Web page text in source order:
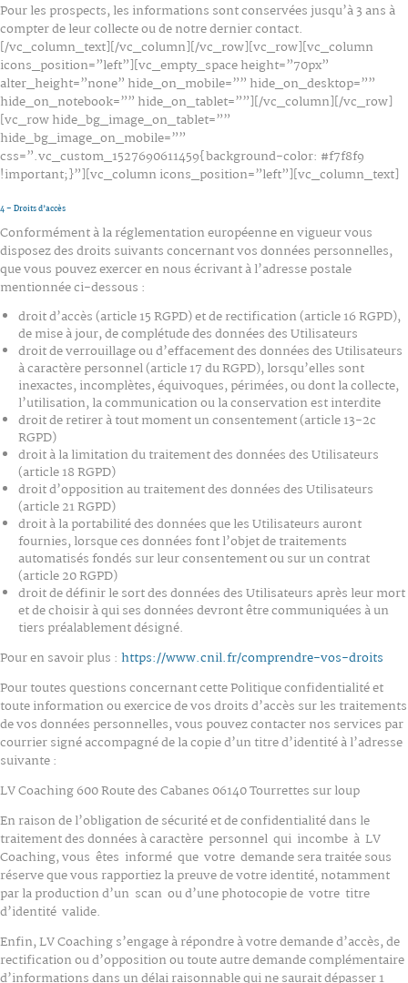
Pour les prospects, les informations sont conservées jusqu’à 3 ans à
compter de leur collecte ou de notre dernier contact.
[/vc_column_text][/vc_column][/vc_row][vc_row][vc_column
icons_position=”left”][vc_empty_space height=”70px”
alter_height=”none” hide_on_mobile=”” hide_on_desktop=””
hide_on_notebook=”” hide_on_tablet=””][/vc_column][/vc_row]
[vc_row hide_bg_image_on_tablet=””
hide_bg_image_on_mobile=””
css=”.vc_custom_1527690611459{background-color: #f7f8f9
!important;}”][vc_column icons_position=”left”][vc_column_text]
4 – Droits d’accès
Conformément à la réglementation européenne en vigueur vous
disposez des droits suivants concernant vos données personnelles,
que vous pouvez exercer en nous écrivant à l’adresse postale
mentionnée ci-dessous :
droit d’accès (article 15 RGPD) et de rectification (article 16 RGPD),
de mise à jour, de complétude des données des Utilisateurs
droit de verrouillage ou d’effacement des données des Utilisateurs
à caractère personnel (article 17 du RGPD), lorsqu’elles sont
inexactes, incomplètes, équivoques, périmées, ou dont la collecte,
l’utilisation, la communication ou la conservation est interdite
droit de retirer à tout moment un consentement (article 13-2c
RGPD)
droit à la limitation du traitement des données des Utilisateurs
(article 18 RGPD)
droit d’opposition au traitement des données des Utilisateurs
(article 21 RGPD)
droit à la portabilité des données que les Utilisateurs auront
fournies, lorsque ces données font l’objet de traitements
automatisés fondés sur leur consentement ou sur un contrat
(article 20 RGPD)
droit de définir le sort des données des Utilisateurs après leur mort
et de choisir à qui ses données devront être communiquées à un
tiers préalablement désigné.
Pour en savoir plus : https://www.cnil.fr/comprendre-vos-droits
Pour toutes questions concernant cette Politique confidentialité et
toute information ou exercice de vos droits d’accès sur les traitements
de vos données personnelles, vous pouvez contacter nos services par
courrier signé accompagné de la copie d’un titre d’identité à l’adresse
suivante :
LV Coaching 600 Route des Cabanes 06140 Tourrettes sur loup
En raison de l’obligation de sécurité et de confidentialité dans le
traitement des données à caractère personnel qui incombe à LV
Coaching, vous êtes informé que votre demande sera traitée sous
réserve que vous rapportiez la preuve de votre identité, notamment
par la production d’un scan ou d’une photocopie de votre titre
d’identité valide.
Enfin, LV Coaching s’engage à répondre à votre demande d’accès, de
rectification ou d’opposition ou toute autre demande complémentaire
d’informations dans un délai raisonnable qui ne saurait dépasser 1